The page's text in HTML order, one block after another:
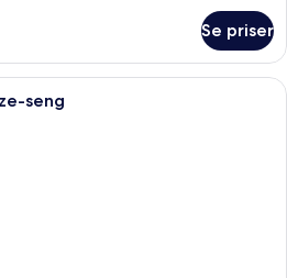
Se priser
Et hotelværelse med en stor seng,
seng